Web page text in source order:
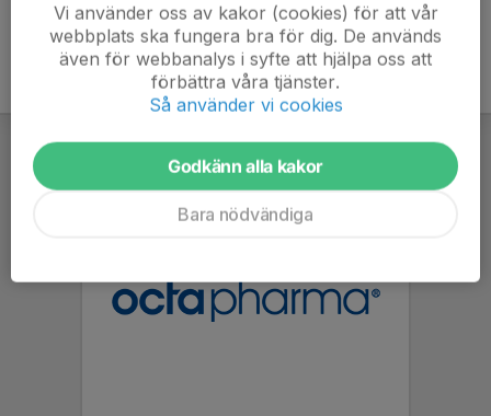
Vi använder oss av kakor (cookies) för att vår
webbplats ska fungera bra för dig. De används
även för webbanalys i syfte att hjälpa oss att
förbättra våra tjänster.
Så använder vi cookies
Godkänn alla kakor
Bara nödvändiga